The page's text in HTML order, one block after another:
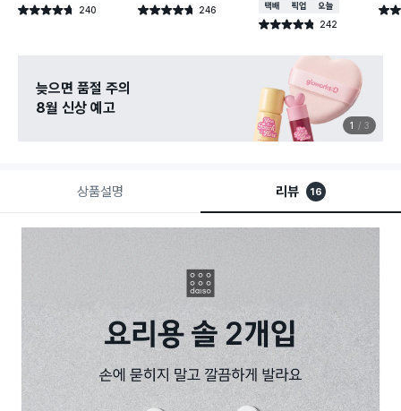
별점 4.7점 240
건 작성 별점 4.7점 246
건 작성
택배배송매장픽업오늘배송
별점 4.8점 242
건 작성
별점
늦으면 품절 주의
8월 신상 예고
1 3
상품설명 리뷰 16